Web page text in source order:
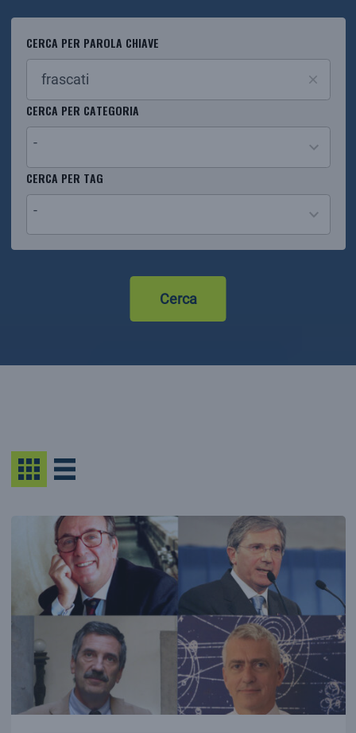
CERCA PER PAROLA CHIAVE
CERCA PER CATEGORIA
-
29
results
CERCA PER TAG
-
Cerca